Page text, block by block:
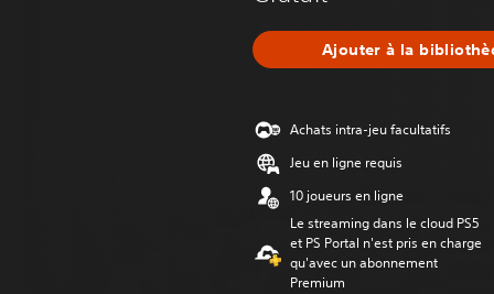
Ajouter à la
Achats intra-jeu facultatifs
Jeu en ligne requis
10 joueurs en ligne
Le streaming dans le cloud PS5
et PS Portal n'est pris en charge
qu'avec un abonnement
Premium